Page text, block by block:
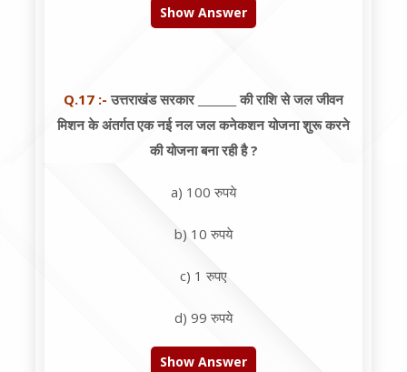
Show Answer
Q.17 :- उत्तराखंड सरकार _______ की राशि से जल जीवन
मिशन के अंतर्गत एक नई नल जल कनेकशन योजना शुरू करने
की योजना बना रही है ?
a) 100 रुपये
b) 10 रुपये
c) 1 रुपए
d) 99 रुपये
Show Answer